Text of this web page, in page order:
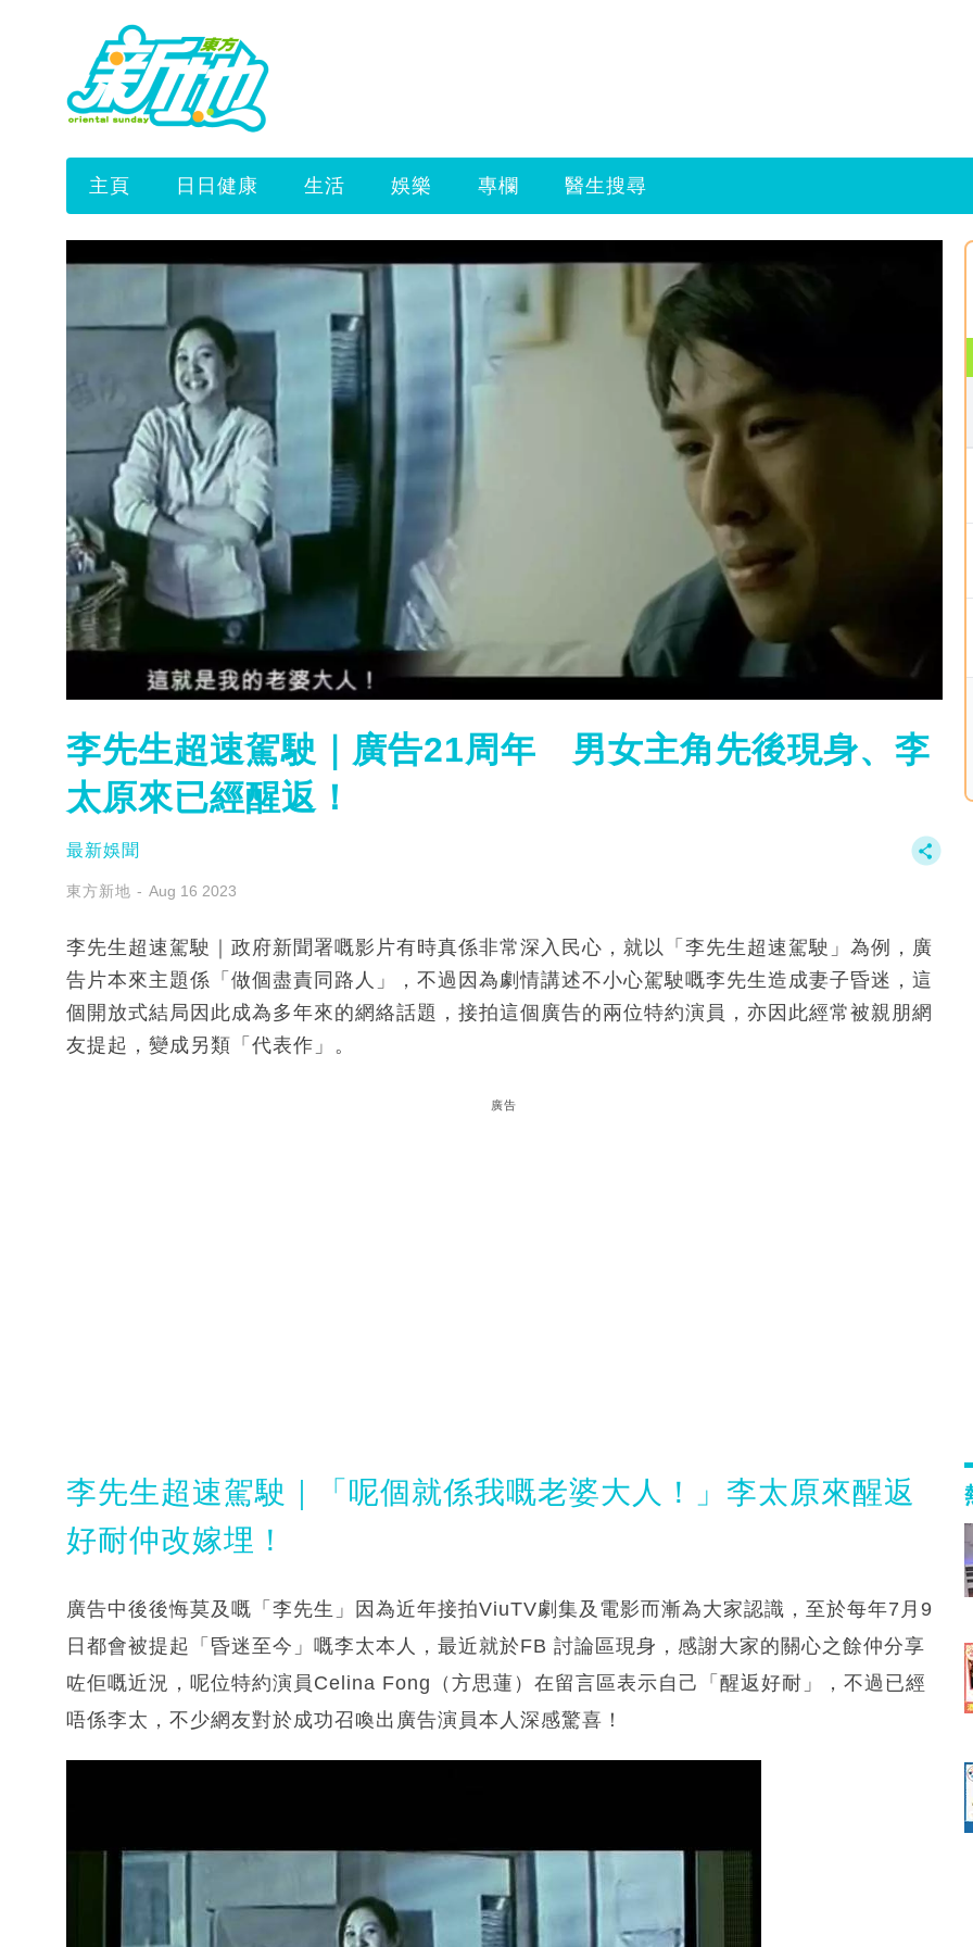
主頁 日日健康 生活 娛樂 專欄 醫生搜尋
李先生超速駕駛｜廣告21周年 男女主角先後現身、李
太原來已經醒返！
最新娛聞
東方新地 Aug 16 2023
李先生超速駕駛｜政府新聞署嘅影片有時真係非常深入民心，就以「李先生超速駕駛」為例，廣
告片本來主題係「做個盡責同路人」，不過因為劇情講述不小心駕駛嘅李先生造成妻子昏迷，這
個開放式結局因此成為多年來的網絡話題，接拍這個廣告的兩位特約演員，亦因此經常被親朋網
友提起，變成另類「代表作」。
廣告
李先生超速駕駛｜「呢個就係我嘅老婆大人！」李太原來醒返
好耐仲改嫁埋！
廣告中後後悔莫及嘅「李先生」因為近年接拍ViuTV劇集及電影而漸為大家認識，至於每年7月9
日都會被提起「昏迷至今」嘅李太本人，最近就於FB 討論區現身，感謝大家的關心之餘仲分享
咗佢嘅近況，呢位特約演員Celina Fong（方思蓮）在留言區表示自己「醒返好耐」，不過已經
唔係李太，不少網友對於成功召喚出廣告演員本人深感驚喜！